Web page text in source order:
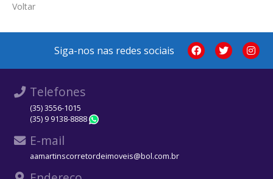
Voltar
Siga-nos nas redes sociais
Telefones
(35) 3556-1015
(35) 9 9138-8888
E-mail
aamartinscorretordeimoveis@bol.com.br